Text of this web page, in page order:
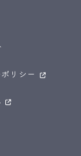
リシー